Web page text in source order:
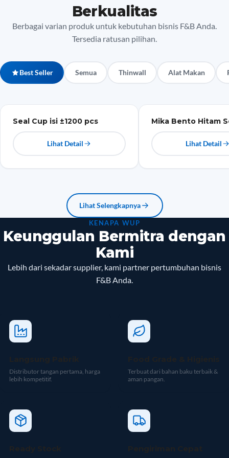
Berkualitas
Berbagai varian produk untuk kebutuhan bisnis F&B Anda.
Tersedia ratusan pilihan.
Best Seller Semua Thinwall Alat Makan
Plastik
Seal Cup isi ±1200 pcs
Lihat Detail
Mika
Mika Bento Hitam
Lihat Detail
Lihat Selengkapnya
KENAPA WUP
Keunggulan Bermitra dengan
Kami
Lebih dari sekadar supplier, kami partner pertumbuhan bisnis
F&B Anda.
Distributor tangan pertama, harga
lebih kompetitif.
Terbuat dari bahan baku terbaik &
aman pangan.